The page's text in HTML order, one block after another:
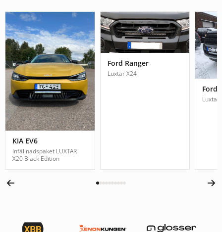
KIA EV6
Infällnadspaket LUXTAR
X20 Black Edition
Ford Ranger
Luxtar X24
Ford
Luxtar